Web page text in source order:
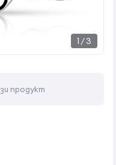
1 /3
продукт